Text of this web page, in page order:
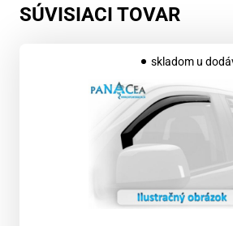
SÚVISIACI TOVAR
skladom u